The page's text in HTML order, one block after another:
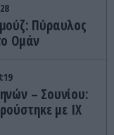
Πύραυλος
Ομάν
– Σουνίου:
με ΙΧ